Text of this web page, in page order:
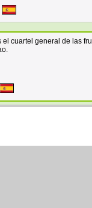
cuartel general de las